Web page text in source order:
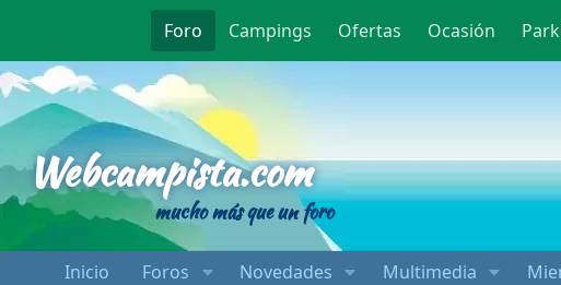
Foro Campings Ofertas Ocasión
Webcampista.com
mucho más que un foro
Inicio Foros Novedades Multimedia